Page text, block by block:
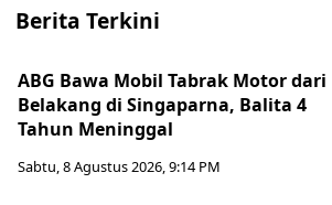
Berita Terkini
ABG Bawa Mobil Tabrak Motor dari
Belakang di Singaparna, Balita 4
Tahun Meninggal
Sabtu, 8 Agustus 2026, 9:14 PM